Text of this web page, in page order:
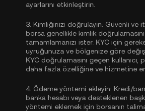
ayarlarını etkinleştirin.
3. Kimliğinizi doğrulayın: Güvenli ve
borsa genellikle kimlik
tamamlamanızı ister. KYC için
uyruğunuza ve bölgenize göre
KYC doğrulamasını geçen kullanıcı,
daha fazla özelliğine ve hizmetine
4. Ödeme yöntemi ekleyin: Kredi/
banka hesabı veya desteklenen
yöntemi eklemek için borsanın